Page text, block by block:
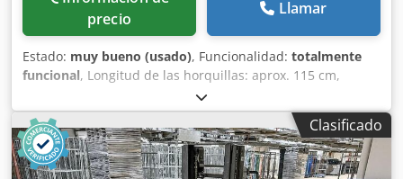
precio
Llamar
Estado: muy bueno (usado), Funcionalidad: totalmente
funcional, Longitud de las horquillas: aprox. 115 cm,
capacidad máxima de carga: aprox. 1000 kg, peso sin
batería: aprox. 955 kg, año de fabricación: 2017, defecto
conocido: batería descargada y rueda motriz desgastada.
Apilador de gran elevación BT SPE 200 DN. Djdpfx Ajyu
Tbponmock
Clasificado